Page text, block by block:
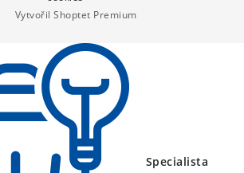
Vytvořil Shoptet Premium
Specialista